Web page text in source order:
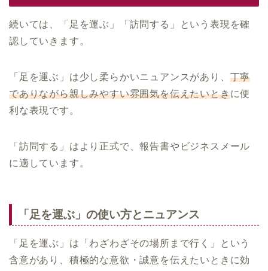
続いては、「足を運ぶ」「訪問する」という表現を確
認していきます。
「足を運ぶ」は少し柔らかいニュアンスがあり、 丁寧
でありながら親しみやすい雰囲気を伝えたいときに便
利な表現です。
「訪問する」はより正式で、報告書やビジネスメール
に適しています。
「足を運ぶ」の使い方とニュアンス
「足を運ぶ」は「わざわざその場所まで行く」という
含意があり、積極的な意欲・誠意を伝えたいときに効